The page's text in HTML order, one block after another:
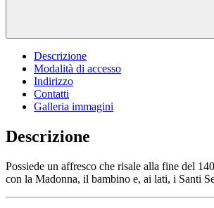
Descrizione
Modalità di accesso
Indirizzo
Contatti
Galleria immagini
Descrizione
Possiede un affresco che risale alla fine del
con la Madonna, il bambino e, ai lati, i Santi